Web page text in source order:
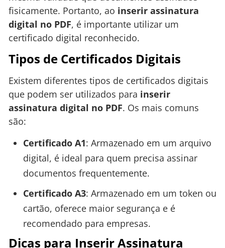
fisicamente. Portanto, ao inserir assinatura
digital no PDF, é importante utilizar um
certificado digital reconhecido.
Tipos de Certificados Digitais
Existem diferentes tipos de certificados digitais
que podem ser utilizados para inserir
assinatura digital no PDF. Os mais comuns
são:
Certificado A1: Armazenado em um arquivo
digital, é ideal para quem precisa assinar
documentos frequentemente.
Certificado A3: Armazenado em um token ou
cartão, oferece maior segurança e é
recomendado para empresas.
Dicas para Inserir Assinatura